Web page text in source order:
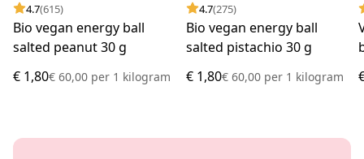
4.7(615)
Bio vegan energy ball
salted peanut 30 g
€ 1,80€ 60,00 per 1 kilogram
4.7(275)
Bio vegan energy ball
salted pistachio 30 g
€ 1,80€ 60,00 per1 kilogram